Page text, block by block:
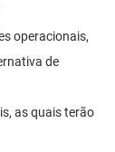
operacionais,
de
as quais terão